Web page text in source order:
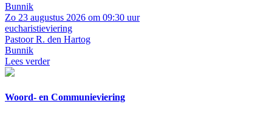
Bunnik
Zo 23 augustus 2026 om 09:30 uur
eucharistieviering
Pastoor R. den Hartog
Bunnik
Lees verder
Woord- en Communieviering